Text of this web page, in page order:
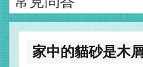
家中的貓砂是木